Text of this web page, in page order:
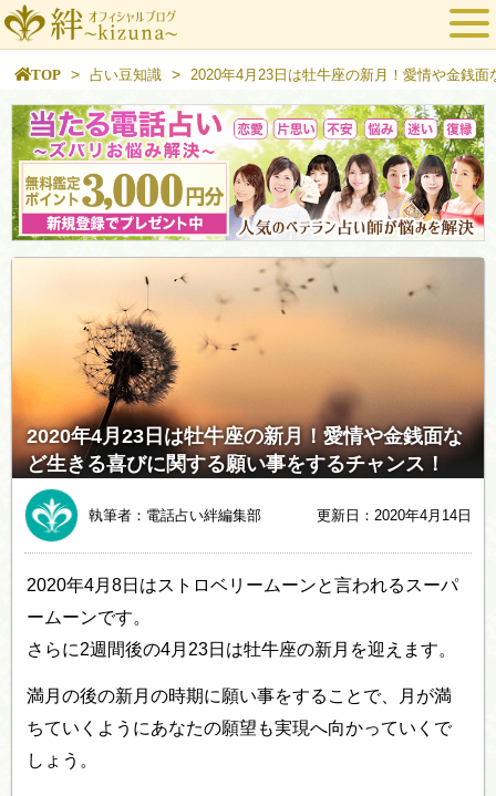
TOP > 占い豆知識 > 2020年4月23日は牡牛座の新月！愛情や金銭
2020年4月23日は牡牛座の新月！愛情や金銭面な
ど生きる喜びに関する願い事をするチャンス！
執筆者：電話占い絆編集部 更新日：2020年4月14日
2020年4月8日はストロベリームーンと言われるスーパ
ームーンです。
さらに2週間後の4月23日は牡牛座の新月を迎えます。
満月の後の新月の時期に願い事をすることで、月が満
ちていくようにあなたの願望も実現へ向かっていくで
しょう。